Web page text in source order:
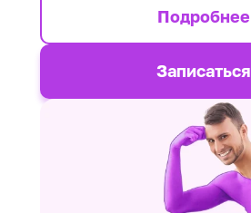
Подробнее
Записаться